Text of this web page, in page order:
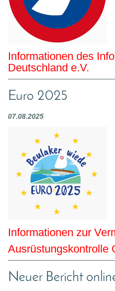
Informationen des
Deutschland e.V.
Euro 2025
07.08.2025
Informationen zur
Ausrüstungskontrolle
Neuer Bericht